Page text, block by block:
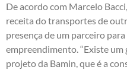
De acordo com Marcelo
receita do transportes de
presença de um parceiro
empreendimento. “Existe
projeto da Bamin, que é a